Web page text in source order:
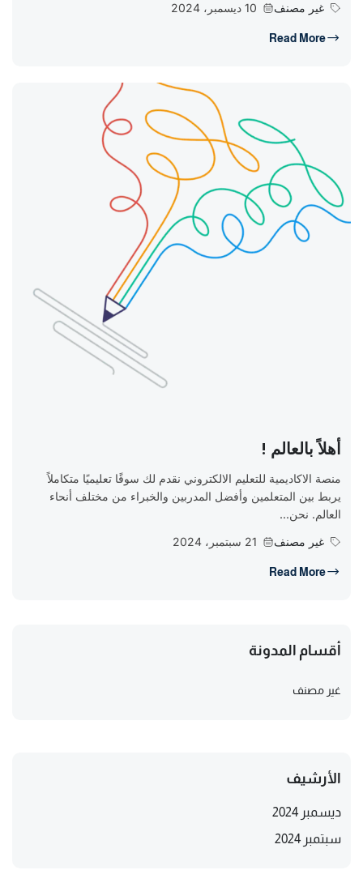
غير مصنف 10 ديسمبر، 2024
Read More
أهلاً بالعالم !
منصة الاكاديمية للتعليم الالكتروني نقدم لك سوقًا تعليميًا متكاملاً
يربط بين المتعلمين وأفضل المدربين والخبراء من مختلف أنحاء
العالم. نحن...
غير مصنف
21 سبتمبر، 2024
Read More
أقسام المدونة
غير مصنف
الأرشيف
ديسمبر 2024
سبتمبر 2024